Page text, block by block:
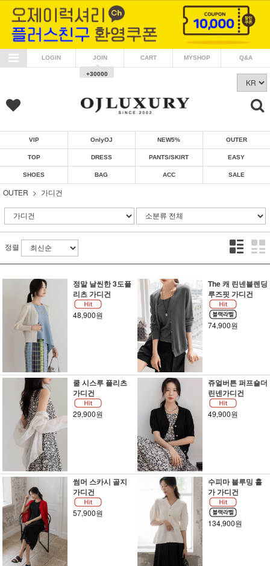
LOGIN JOIN
+30000
CART MYSHOP Q&A
VIP OnlyOJ NEW5% OUTER
TOP DRESS PANTS/SKIRT EASY
SHOES BAG ACC SALE
OUTER 가디건
정렬
정말 날씬한 3도플
리츠 가디건
48,900원
The 캐 린넨블렌딩
루즈핏 가디건
74,900원
쿨 시스루 플리츠
가디건
29,900원
쥬얼버튼 퍼프숄더
린넨가디건
49,900원
썸머 스카시 골지
가디건
57,900원
수피마 블루밍 홀
가 가디건
134,900원